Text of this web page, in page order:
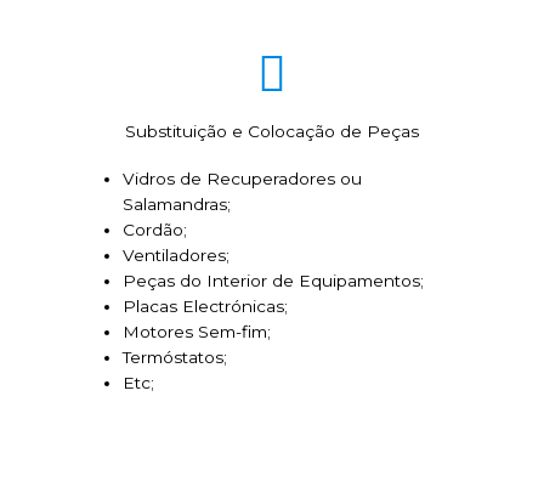
Substituição e Colocação de Peças
Vidros de Recuperadores ou
Salamandras;
Cordão;
Ventiladores;
Peças do Interior de Equipamentos;
Placas Electrónicas;
Motores Sem-fim;
Termóstatos;
Etc;